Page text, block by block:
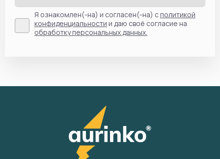
Я ознакомлен(-на) и согласен(-на) сполитикой
конфиденциальности и даю своё согласие на
обработку персональных данных.